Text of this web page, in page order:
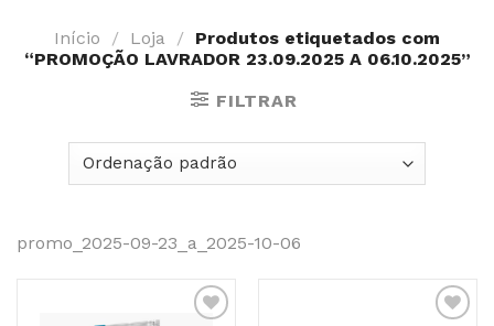
Início / Loja / Produtos etiquetados com
“PROMOÇÃO LAVRADOR 23.09.2025 A 06.10.2025”
FILTRAR
promo_2025-09-23_a_2025-10-06